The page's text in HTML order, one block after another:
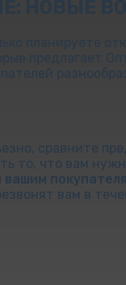
планируете
предлагает
сравните
то, что вам
вашим
вам в